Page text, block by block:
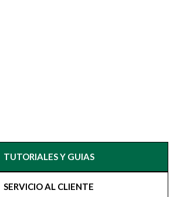
TUTORIALES Y GUIAS
SERVICIO AL CLIENTE